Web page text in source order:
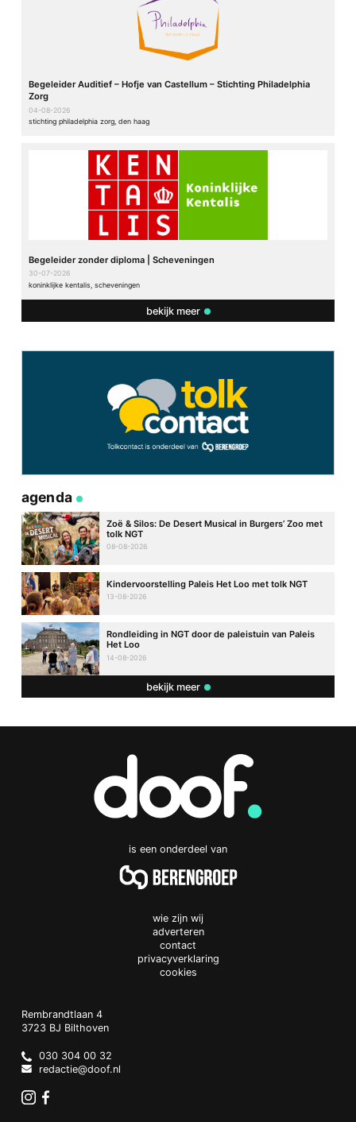
Begeleider Auditief – Hofje van Castellum – Stichting Philadelphia
Zorg
04-08-2026
stichting philadelphia zorg, den haag
Begeleider zonder diploma | Scheveningen
30-07-2026
koninklijke kentalis, scheveningen
bekijk meer
agenda
Zoë & Silos: De Desert Musical in Burgers’ Zoo met
tolk NGT
08-08-2026
Kindervoorstelling Paleis Het Loo met tolk NGT
13-08-2026
Rondleiding in NGT door de paleistuin van Paleis
Het Loo
14-08-2026
bekijk meer
is een onderdeel van
wie zijn wij
adverteren
contact
privacyverklaring
cookies
Doof.nl
work
Rembrandtlaan 4
3723 BJ Bilthoven
Netherlands
030 304 00 32
redactie@doof.nl